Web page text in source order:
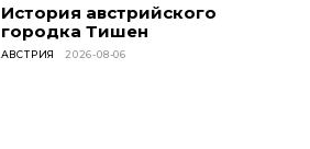
История австрийского
городка Тишен
АВСТРИЯ 2026-08-06